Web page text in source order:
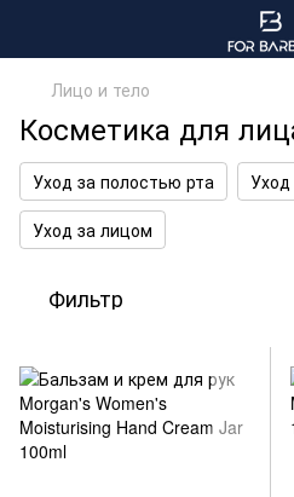
Лицо и тело
Косметика для
Уход за полостью рта
Уход за лицом
Фильтр